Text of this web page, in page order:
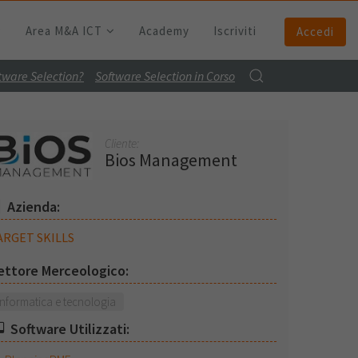
Area M&A ICT Academy Iscriviti Accedi
Selection? Software Selection in Corso
Cliente:
Bios Management
Azienda:
SKILLS
Merceologico:
e tecnologia
Software Utilizzati: